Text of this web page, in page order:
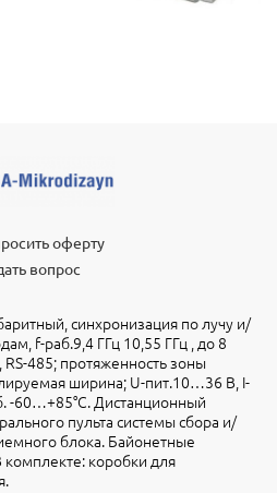
оферту
вопрос
синхронизация по лучу и/
f-раб.9,4 ГГц 10,55 ГГц , до 8
485; протяженность зоны
ширина; U-пит.10…36 В, I-
-60…+85°С. Дистанционный
пульта системы сбора и/
блока. Байонетные
коробки для